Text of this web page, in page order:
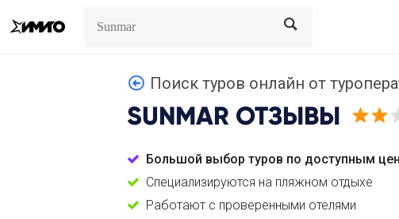
Search
Поиск туров онлайн от
SUNMAR ОТЗЫВЫ
Большой выбор туров по доступным
Специализируются на пляжном отдыхе
Работают с проверенными отелями